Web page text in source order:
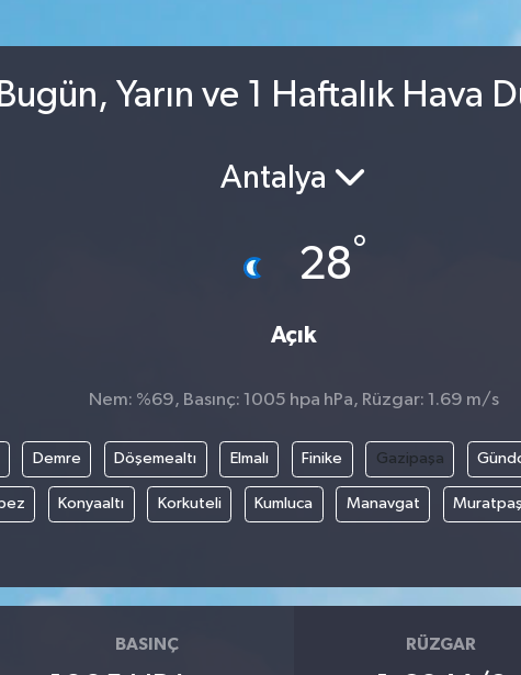
Yarın ve 1 Haftalık Hava
Antalya
28°
Açık
Nem: %69, Basınç: 1005 hpa hPa, Rüzgar: 1.69 m/s
Demre Döşemealtı Elmalı Finike Gazipaşa
Konyaaltı Korkuteli Kumluca Manavgat
BASINÇ RÜZGAR